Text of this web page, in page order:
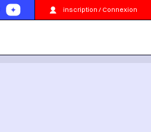
inscription / Connexion